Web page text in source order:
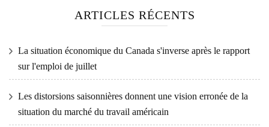
ARTICLES RÉCENTS
La situation économique du Canada s'inverse après le rapport
sur l'emploi de juillet
Les distorsions saisonnières donnent une vision erronée de la
situation du marché du travail américain